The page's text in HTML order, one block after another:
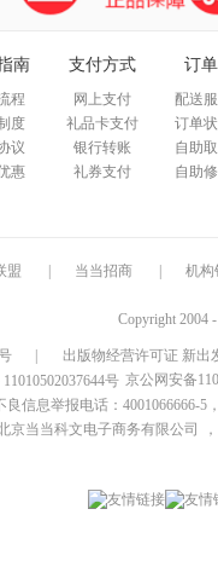
南
程
度
议
惠
支付方式
网上支付
礼品卡支付
银行转账
礼券支付
订
配送
订单
自助
自助
盟 当当招商 机构
Copyright 2004
出版物经营许可证 新出
京公网安备
信息举报电话：4001066666-5
京当当科文电子商务有限公司